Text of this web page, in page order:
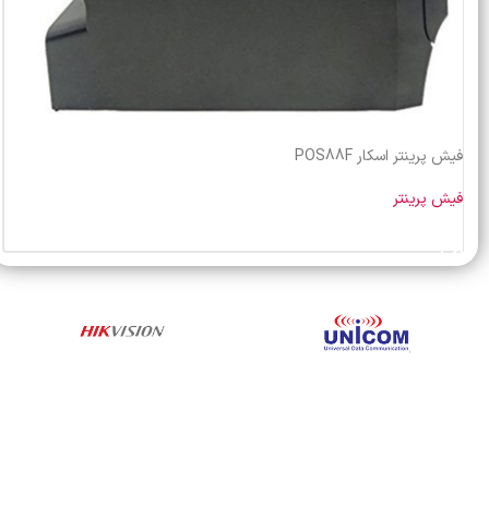
فیش پرینتر اسکار POS88F
فیش پرینتر